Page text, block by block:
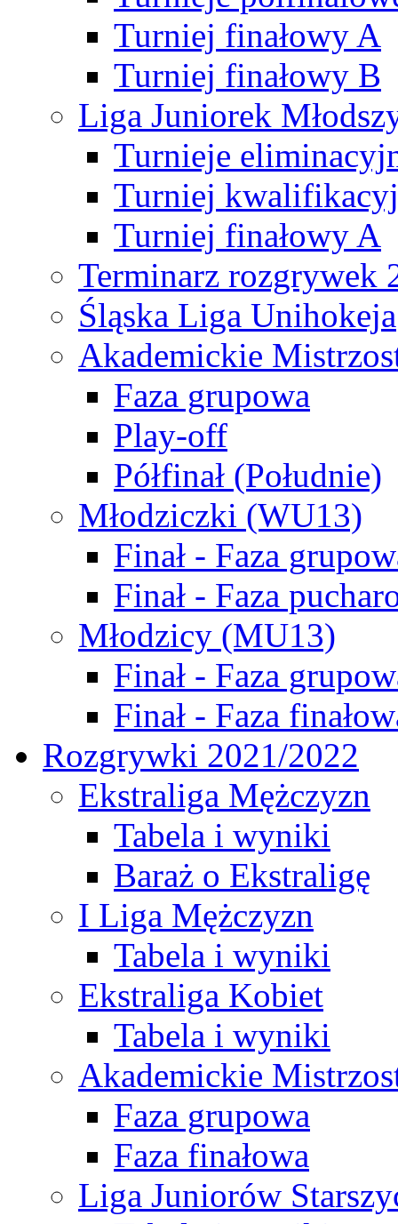
Turniej finałowy A
Turniej finałowy B
Liga Juniorek
Turnieje
Turniej
Turniej finałowy A
Terminarz rozgrywek
Śląska Liga Unihokeja
Akademickie
Faza grupowa
Play-off
Półfinał (Południe)
Młodziczki (WU13)
Finał - Faza
Finał - Faza
Młodzicy (MU13)
Finał - Faza
Finał - Faza
Rozgrywki 2021/2022
Ekstraliga Mężczyzn
Tabela i wyniki
Baraż o Ekstraligę
I Liga Mężczyzn
Tabela i wyniki
Ekstraliga Kobiet
Tabela i wyniki
Akademickie
Faza grupowa
Faza finałowa
Liga Juniorów